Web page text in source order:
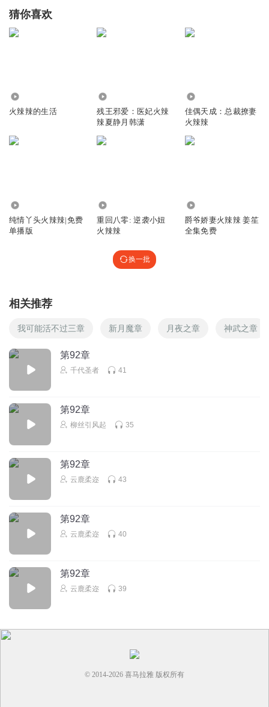
更新实在太慢了吧！几个月才更一集
谁知道这个书名啊 看小说去 在网上收不到
太好听了，求更求更呀
回复 2018-06-23 2
望月幽灵
求更新
簡簡單單才是美_8z
等更新，等的心儿碎
回复 2018-11-17
猜你喜欢
火辣辣的生活
残王邪爱：医妃火辣
辣夏静月韩潇
佳偶天成：总裁撩妻
火辣辣
纯情丫头火辣辣|免费
单播版
重回八零: 逆袭小妞
火辣辣
爵爷娇妻火辣辣 姜笙
全集免费
换一批
相关推荐
我可能活不过三章 新月魔章 月夜之章 神武之章
第92章
千代圣者 41
第92章
柳丝引风起 35
第92章
云鹿柔迩 43
第92章
云鹿柔迩 40
第92章
云鹿柔迩 39
© 2014-2026 喜马拉雅 版权所有